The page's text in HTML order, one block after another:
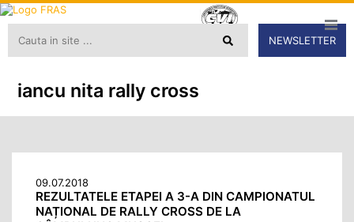
NEWSLETTER
iancu nita rally cross
09.07.2018
REZULTATELE ETAPEI A 3-A DIN CAMPIONATUL
NAȚIONAL DE RALLY CROSS DE LA